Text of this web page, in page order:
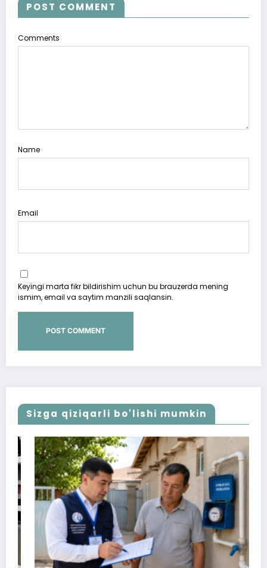
POST COMMENT
Comments
Name
Email
Keyingi marta fikr bildirishim uchun bu brauzerda mening
ismim, email va saytim manzili saqlansin.
Sizga qiziqarli bo'lishi mumkin